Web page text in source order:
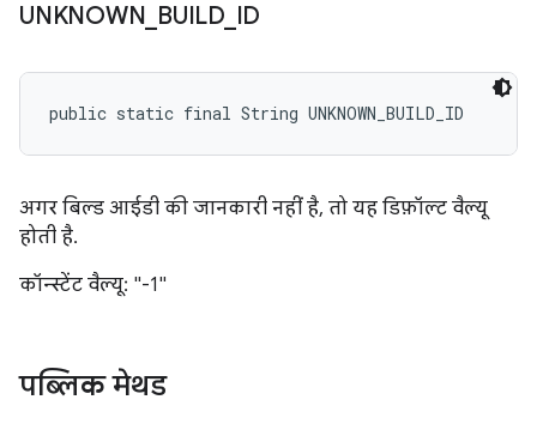
UNKNOWN BUILD_ ID
public static final String UNKNOWN_BUILD_ID
अगर बिल्ड आईडी की जानकारी नहीं है, तो यह डिफ़ॉल्ट वैल्यू
होती है.
कॉन्स्टेंट वैल्यू: "-1"
पब्लिक मेथड